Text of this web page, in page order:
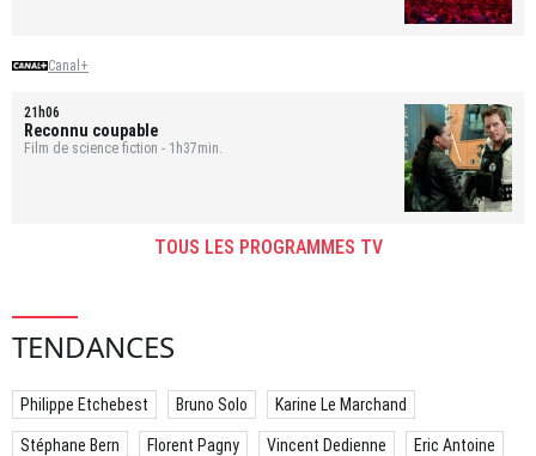
Canal+
21h06
Reconnu coupable
Film de science fiction - 1h37min.
TOUS LES PROGRAMMES TV
TENDANCES
Philippe Etchebest Bruno Solo Karine Le Marchand
Stéphane Bern Florent Pagny Vincent Dedienne Eric Antoine